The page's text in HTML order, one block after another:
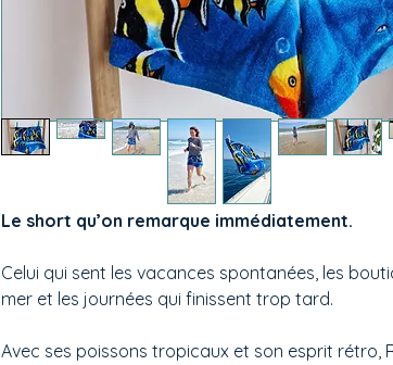
Le short qu’on remarque immédiatement.
Celui qui sent les vacances spontanées, les
mer et les journées qui finissent trop tard.
Avec ses poissons tropicaux et son esprit rétro,